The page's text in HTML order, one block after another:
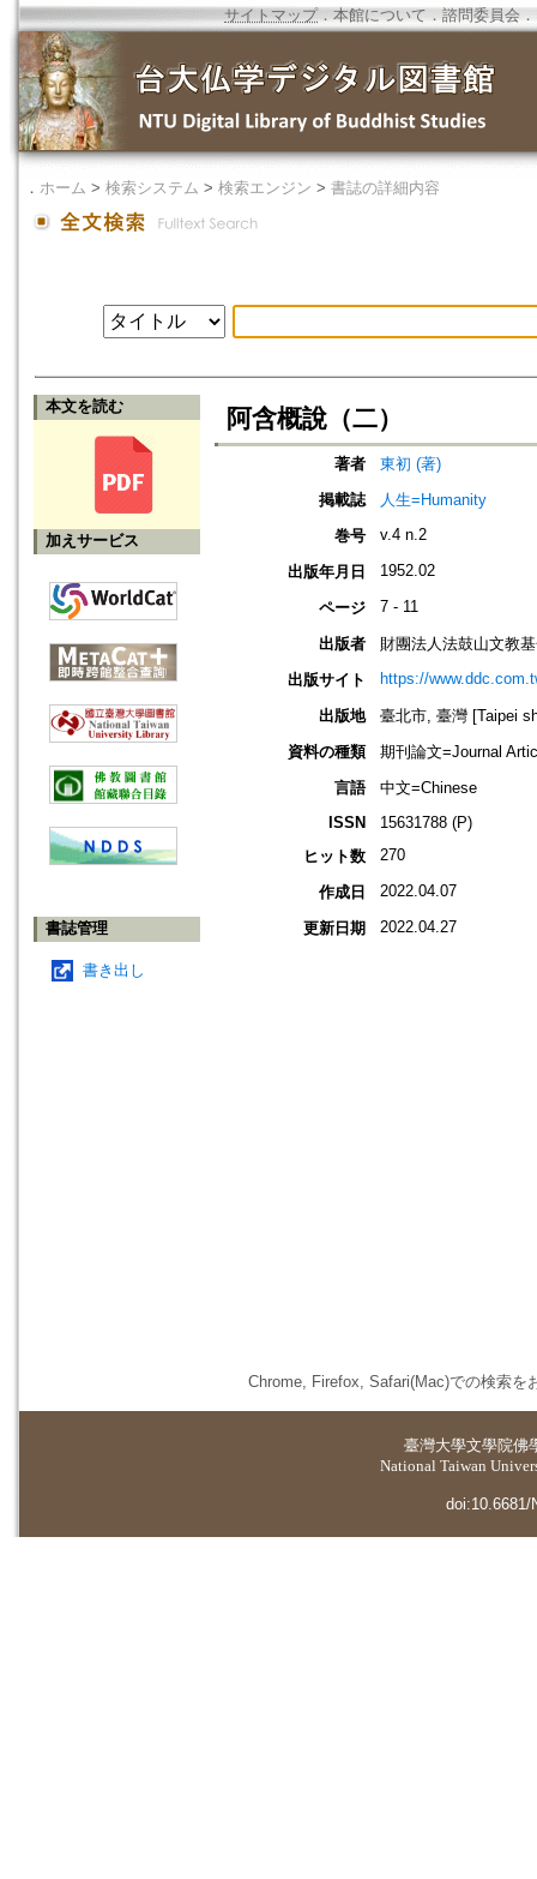
サイトマップ．本館について ． 諮問委員会 ．
． ホーム > 検索システム > 検索エンジン > 書誌の詳細内容
本文を読む
加えサービス
書誌管理
書き出し
阿含概說（二）
著者
東初 (著)
掲載誌
人生=Humanity
巻号
v.4 n.2
出版年月日 1952.02
ページ 7 - 11
出版者
財團法人法鼓山文教
出版サイト
https://
出版地
臺北市, 臺灣 [Taipei
資料の種類
期刊論文=Journal
言語
中文=Chinese
ISSN
15631788 (P)
ヒット数
270
作成日 2022.04.07
更新日期 2022.04.27
Chrome, Firefox, Safari(Mac)での検索を
臺灣大學文學院佛
National Taiwan
doi:10.6681/